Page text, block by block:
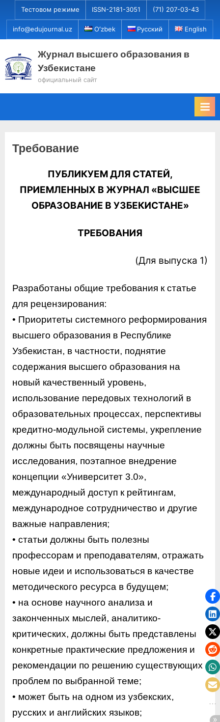
to
content
Тестовом режиме ISSN-2181-3051 (71) 207-03-43
info@edujournal.uz Oʻzbek Русский English
Журнал высшего образования в
Узбекистане
официальный сайт
Требование
ПУБЛИКУЕМ ДЛЯ СТАТЕЙ,
ПРИЕМЛЕННЫХ В ЖУРНАЛ «ВЫСШЕЕ
ОБРАЗОВАНИЕ В УЗБЕКИСТАНЕ»
ТРЕБОВАНИЯ
(Для выпуска 1)
Разработаны общие требования к статье
для рецензирования:
• Приоритеты системного реформирования
высшего образования в Республике
Узбекистан, в частности, поднятие
содержания высшего образования на
новый качественный уровень,
использование передовых технологий в
образовательных процессах, перспективы
кредитно-модульной системы, укрепление
должны быть посвящены научные
исследования, поэтапное внедрение
концепции «Университет 3.0»,
международный доступ к рейтингам,
международное сотрудничество и другие
важные направления;
• статьи должны быть полезны
профессорам и преподавателям, отражать
новые идеи и использоваться в качестве
методического ресурса в будущем;
• на основе научного анализа и
законченных мыслей, аналитико-
критических, должны быть представлены
конкретные практические предложения и
рекомендации по решению существующих
проблем по выбранной теме;
• может быть на одном из узбекских,
русских и английских языков;